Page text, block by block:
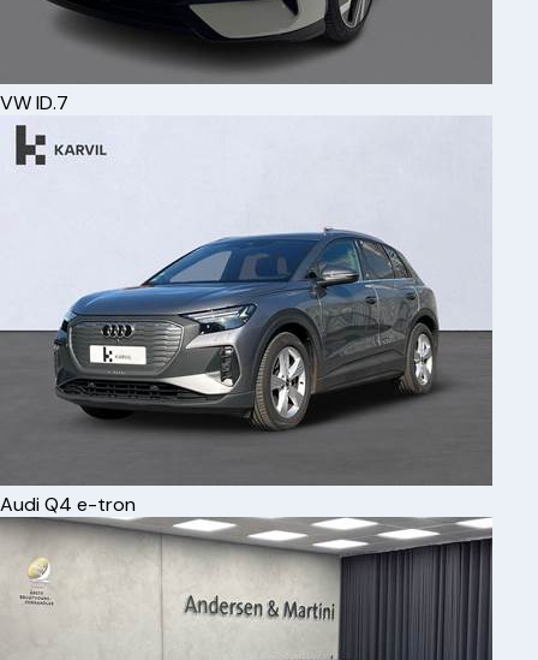
VWID.7
AudiQ4 e-tron